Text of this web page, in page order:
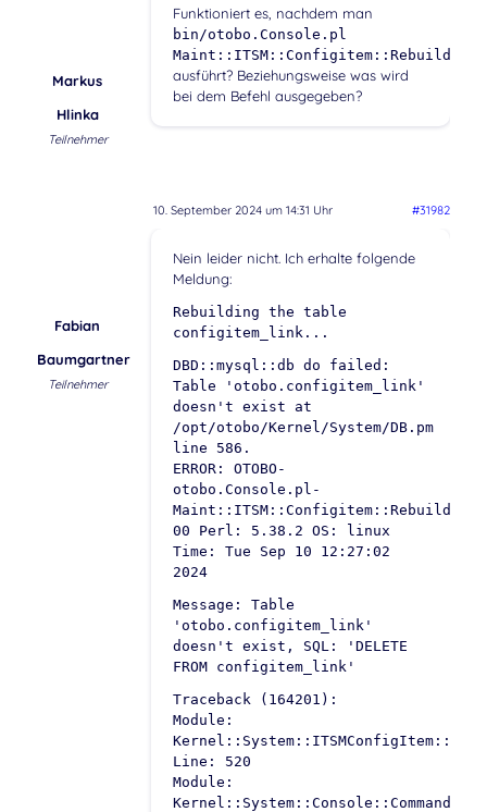
Markus
Hlinka
Teilnehmer
Funktioniert es, nachdem man
bin/otobo.Console.pl
ausführt? Beziehungsweise was wird
bei dem Befehl ausgegeben?
10. September 2024 um 14:31 Uhr #31982
Fabian
Baumgartner
Teilnehmer
Nein leider nicht. Ich erhalte folgende
Meldung:
Rebuilding the table
configitem_link...
DBD::mysql::db do failed:
Table 'otobo.configitem_link'
doesn't exist at
/opt/otobo/Kernel/System/DB.pm
line 586.
ERROR: OTOBO-
otobo.Console.pl-
00 Perl: 5.38.2 OS: linux
Time: Tue Sep 10 12:27:02
2024
Message: Table
'otobo.configitem_link'
doesn't exist, SQL: 'DELETE
FROM configitem_link'
Traceback (164201):
Module:
Line: 520
Module: